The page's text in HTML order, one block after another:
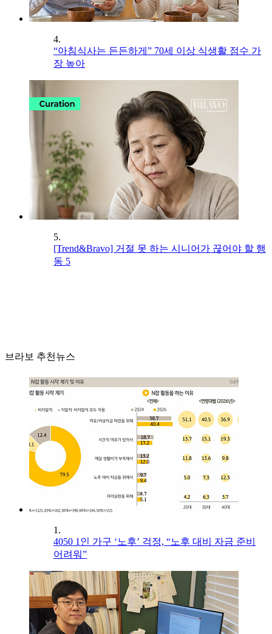
4.
“아침식사는 든든하게” 70세 이상 식생활 점수 가
장 높아
5.
[Trend&Bravo] 거절 못 하는 시니어가 끊어야 할 행
동 5
브라보 추천뉴스
1.
4050 1인 가구 ‘노후’ 걱정, “노후 대비 자금 준비
어려워”